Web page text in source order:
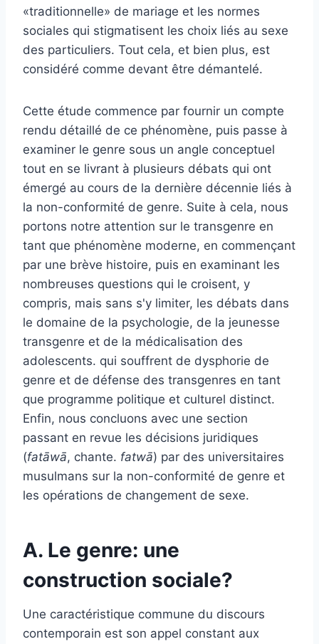
«traditionnelle» de mariage et les normes
sociales qui stigmatisent les choix liés au sexe
des particuliers. Tout cela, et bien plus, est
considéré comme devant être démantelé.
Cette étude commence par fournir un compte
rendu détaillé de ce phénomène, puis passe à
examiner le genre sous un angle conceptuel
tout en se livrant à plusieurs débats qui ont
émergé au cours de la dernière décennie liés à
la non-conformité de genre. Suite à cela, nous
portons notre attention sur le transgenre en
tant que phénomène moderne, en commençant
par une brève histoire, puis en examinant les
nombreuses questions qui le croisent, y
compris, mais sans s'y limiter, les débats dans
le domaine de la psychologie, de la jeunesse
transgenre et de la médicalisation des
adolescents. qui souffrent de dysphorie de
genre et de défense des transgenres en tant
que programme politique et culturel distinct.
Enfin, nous concluons avec une section
passant en revue les décisions juridiques
(fatāwā, chante. fatwā) par des universitaires
musulmans sur la non-conformité de genre et
les opérations de changement de sexe.
A. Le genre: une
construction sociale?
Une caractéristique commune du discours
contemporain est son appel constant aux